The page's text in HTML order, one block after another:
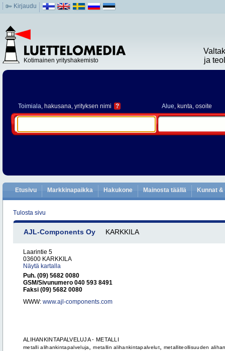
Kirjaudu
Kotimainen yrityshakemisto
ja
Toimiala, hakusana, yrityksen nimi ? Alue, kunta, osoite
Etusivu Markkinapaikka Hakukone Mainosta täällä Kunnat
Tulosta sivu
AJL-Components Oy KARKKILA
Laarintie 5
03600 KARKKILA
Näytä kartalla
Puh. (09) 5682 0080
GSM/Sivunumero 040 593 8491
Faksi (09) 5682 0080
WWW: www.ajl-components.com
ALIHANKINTAPALVELUJA - METALLI
metalli alihankintapalveluja ,metallin alihankintapalvelut, metalliteollisuuden